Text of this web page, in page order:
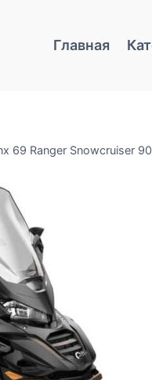
Главная
69 Ranger Snowcruiser